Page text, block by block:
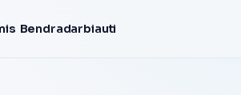
Bendradarbiauti